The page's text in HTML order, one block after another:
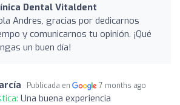
Dental Vitaldent
Andres, gracias por dedicarnos
y comunicarnos tu opinión. ¡Qué
un buen día!
Publicada en 7 months ago
Una buena experiencia